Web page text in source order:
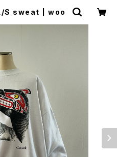
S sweat | woo